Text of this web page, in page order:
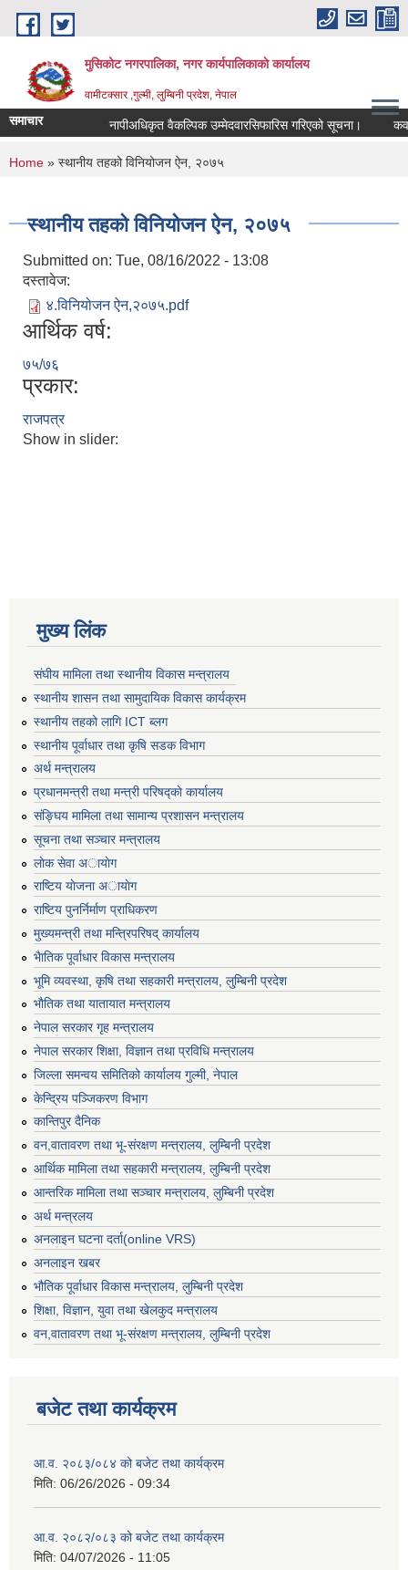
Skip to main content
मुसिकोट नगरपालिका, नगर कार्यपालिकाकाे कार्यालय
वामीटक्सार ,गुल्मी, लुम्बिनी प्रदेश, नेपाल
समाचार नापीअधिकृत वैकल्पिक उम्मेदवारसिफारिस गरिएको सूचना। कवाडी
You are here
Home » स्थानीय तहको विनियोजन ऐन, २०७५
स्थानीय तहको विनियोजन ऐन, २०७५
Submitted on: Tue, 08/16/2022 - 13:08
दस्तावेज:
४.विनियोजन ऐन,२०७५.pdf
आर्थिक वर्ष:
७५/७६
प्रकार:
राजपत्र
Show in slider:
मुख्य लिंक
संघीय मामिला तथा स्थानीय विकास मन्त्रालय
स्थानीय शासन तथा सामुदायिक विकास कार्यक्रम
स्थानीय तहको लागि ICT ब्लग
स्थानीय पूर्वाधार तथा कृषि सडक विभाग
अर्थ मन्त्रालय
प्रधानमन्त्री तथा मन्त्री परिषद्काे कार्यालय
संङ्घिय मामिला तथा सामान्य प्रशासन मन्त्रालय
सूचना तथा सञ्चार मन्त्रालय
लाेक सेवा अायाेग
राष्टिय याेजना अायाेग
राष्टिय पुनर्निर्माण प्राधिकरण
मुख्यमन्त्री तथा मन्त्रिपरिषद् कार्यालय
भैातिक पूर्वाधार विकास मन्त्रालय
भूमि व्यवस्था, कृषि तथा सहकारी मन्त्रालय, लु्म्बिनी प्रदेश
भाैतिक तथा यातायात मन्त्रालय
नेपाल सरकार गृह मन्त्रालय
नेपाल सरकार शिक्षा, विज्ञान तथा प्रविधि मन्त्रालय
जिल्ला समन्वय समितिको कार्यालय गुल्मी, नेपाल
केन्द्रिय पञ्जिकरण विभाग
कान्तिपुर दैनिक
वन,वातावरण तथा भू-संरक्षण मन्त्रालय, लुम्बिनी प्रदेश
आर्थिक मामिला तथा सहकारी मन्त्रालय, लुम्बिनी प्रदेश
आन्तरिक मामिला तथा सञ्चार मन्त्रालय, लुम्बिनी प्रदेश
अर्थ मन्त्रलय
अनलाइन घटना दर्ता(online VRS)
अनलाइन खबर
भौतिक पूर्वाधार विकास मन्त्रालय, लुम्बिनी प्रदेश
शिक्षा, विज्ञान, युवा तथा खेलकुद मन्‍‍त्रालय
वन,वातावरण तथा भू-संरक्षण मन्त्रालय, लुम्बिनी प्रदेश
बजेट तथा कार्यक्रम
आ.व. २०८३/०८४ को बजेट तथा कार्यक्रम
मिति: 06/26/2026 - 09:34
आ.व. २०८२/०८३ को बजेट तथा कार्यक्रम
मिति: 04/07/2026 - 11:05